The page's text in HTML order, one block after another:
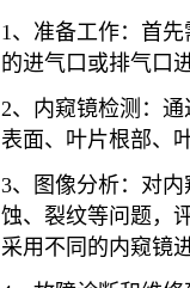
1、准备工作：首
的进气口或排气口
2、内窥镜检测：
表面、叶片根部、
3、图像分析：对
蚀、裂纹等问题，
采用不同的内窥镜